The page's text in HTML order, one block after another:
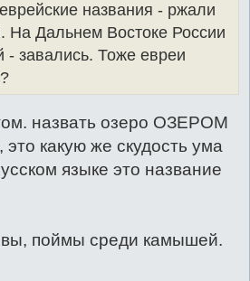
названия - ржали
На Дальнем Востоке России
- завались. Тоже евреи
назвать озеро ОЗЕРОМ
это какую же скудость ума
языке это название
поймы среди камышей.